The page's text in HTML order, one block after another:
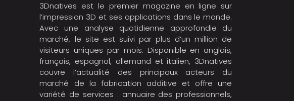
3Dnatives est le premier magazine en ligne sur
l’impression 3D et ses applications dans le monde.
Avec une analyse quotidienne approfondie du
marché, le site est suivi par plus d’un million de
visiteurs uniques par mois. Disponible en anglais,
français, espagnol, allemand et italien, 3Dnatives
couvre l’actualité des principaux acteurs du
marché de la fabrication additive et offre une
variété de services : annuaire des professionnels,